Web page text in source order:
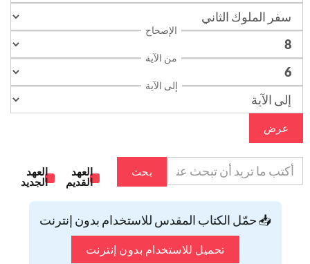
الإصحاح
من الآية
إلى الآية
عرض
بحث
العهد
القديم
العهد
الجديد
📥 حمّل الكتاب المقدس للاستخدام بدون إنترنت
تحميل للاستخدام بدون إنترنت